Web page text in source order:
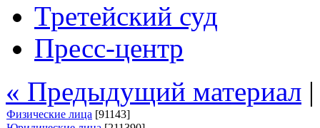
Третейский суд
Пресс-центр
« Предыдущий материал
Физические лица [91143]